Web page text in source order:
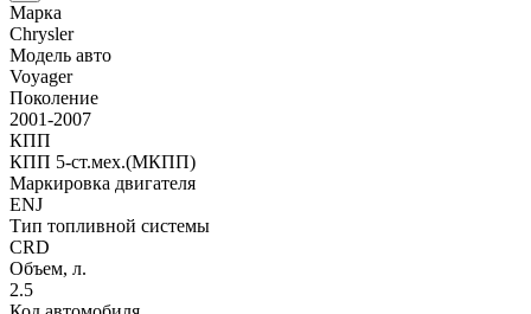
Марка
Chrysler
Модель авто
Voyager
Поколение
2001-2007
КПП
КПП 5-ст.мех.(МКПП)
Маркировка двигателя
ENJ
Тип топливной системы
СRD
Объем, л.
2.5